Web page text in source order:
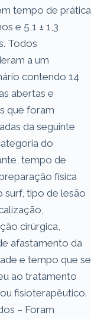
tempo de prática
e 5,1 ± 1,3
Todos
a um
contendo 14
abertas e
que foram
da seguinte
do
tempo de
física
surf, tipo de lesão
cirúrgica,
afastamento da
e tempo que se
ao tratamento
fisioterapêutico.
– Foram